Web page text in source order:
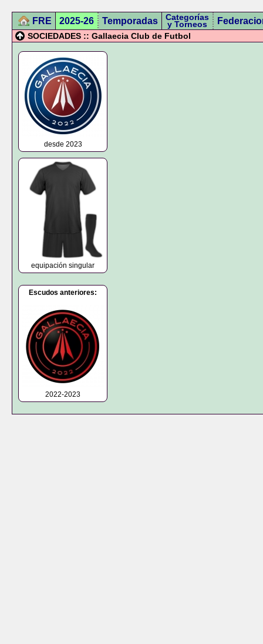
FRE 2025-26 Temporadas Categorías
y Torneos
SOCIEDADES :: Gallaecia Club de Futbol
desde 2023
equipación singular
Escudos anteriores:
2022-2023